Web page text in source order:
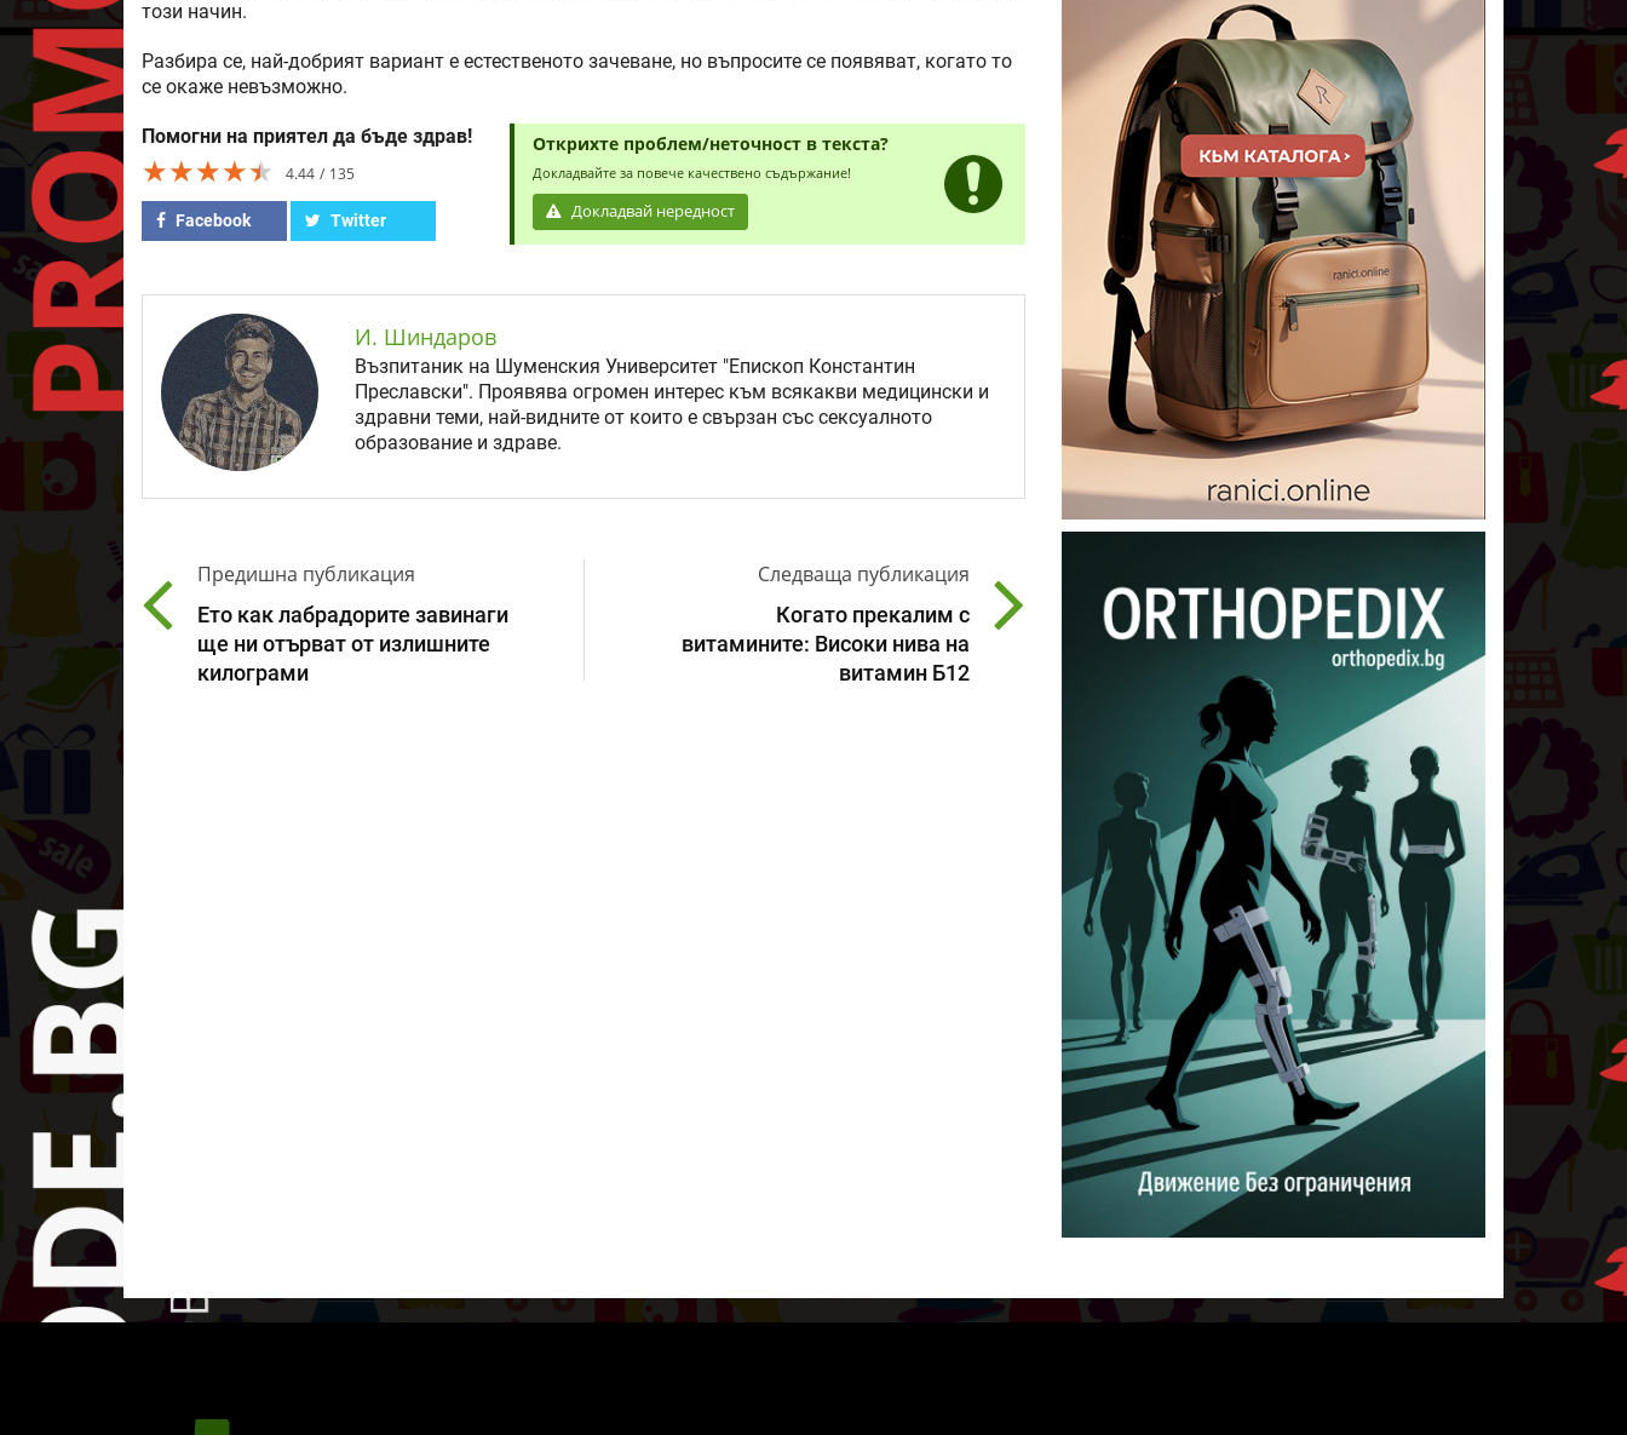
този начин.
Разбира се, най-добрият вариант е естественото зачеване, но въпросите се появяват, когато то
се окаже невъзможно.
Помогни на приятел да бъде здрав!
★★★★★
★★★★★
★★★★★ 4.44 135
Facebook Twitter
Открихте проблем/неточност в текста?
Докладвайте за повече качествено съдържание!
Докладвай нередност
И. Шиндаров
Възпитаник на Шуменския Университет "Епископ Константин
Преславски". Проявява огромен интерес към всякакви медицински и
здравни теми, най-видните от които е свързан със сексуалното
образование и здраве.
Предишна публикация
Ето как лабрадорите завинаги
ще ни отърват от излишните
килограми
Следваща публикация
Когато прекалим с
витамините: Високи нива на
витамин Б12